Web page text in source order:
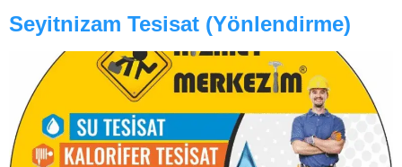
Seyitnizam Tesisat (Yönlendirme)